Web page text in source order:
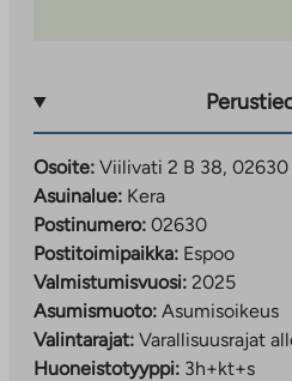
Hakeminen ja lisätiedot:
Asumisoikeusasunnot
Tee hakemus:
ta.fi/asuntohakemukset/
Hakemusta täyttäessä valitse
toivekohteeksi
Viilivati 2
Lisätiedot: tuija.rajamaki@ta.fi
Osoite: Viilivati 2 B 38, 02630
Asuinalue: Kera
Postinumero: 02630
Postitoimipaikka: Espoo
Valmistumisvuosi: 2025
Asumismuoto: Asumisoikeus
Valintarajat: Varallisuusrajat
Huoneistotyyppi: 3h+kt+s